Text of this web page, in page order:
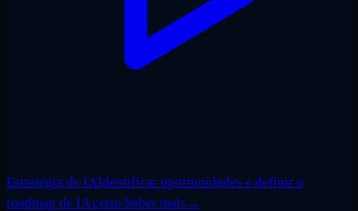
Estratégia de IAIdentificar oportunidades e definir o
roadmap de IA certo.Saber mais →